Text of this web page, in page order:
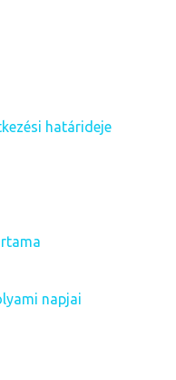
határideje
napjai